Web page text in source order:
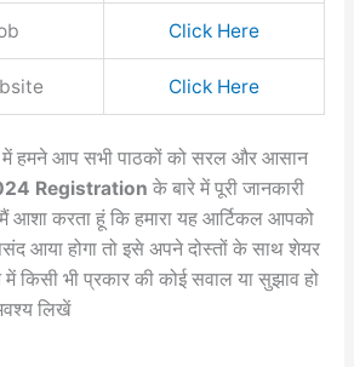
Click Here
Click Here
में हमने आप सभी पाठकों को सरल और आसान
Registration के बारे में पूरी जानकारी
आशा करता हूं कि हमारा यह आर्टिकल आपको
आया होगा तो इसे अपने दोस्तों के साथ शेयर
भी प्रकार की कोई सवाल या सुझाव हो
लिखें